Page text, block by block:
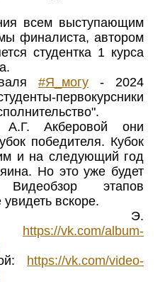
всем выступающим
финалиста, автором
студентка 1 курса
#Я_могу - 2024
первокурсники
Акберовой они
победителя. Кубок
и на следующий год
Но это уже будет
этапов
вскоре.
Э.
https://vk.com/album-
https://vk.com/video-